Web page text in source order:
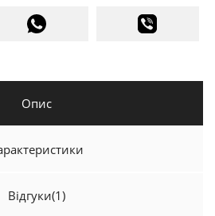
Опис
Відгуки(1)